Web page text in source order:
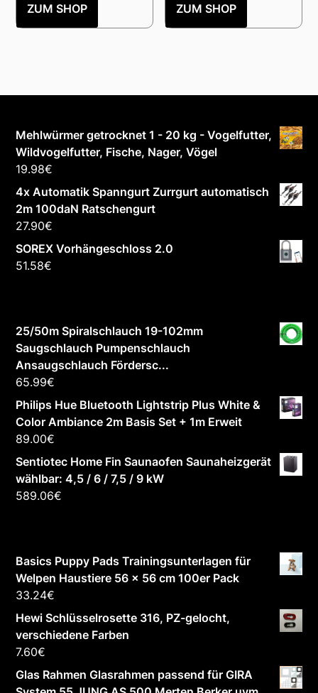
ZUM SHOP ZUM SHOP
Mehlwürmer getrocknet 1 - 20 kg - Vogelfutter,
Wildvogelfutter, Fische, Nager, Vögel
19.98€
4x Automatik Spanngurt Zurrgurt automatisch
2m 100daN Ratschengurt
27.90€
SOREX Vorhängeschloss 2.0
51.58€
25/50m Spiralschlauch 19-102mm
Saugschlauch Pumpenschlauch
Ansaugschlauch Fördersc...
65.99€
Philips Hue Bluetooth Lightstrip Plus White &
Color Ambiance 2m Basis Set + 1m Erweit
89.00€
Sentiotec Home Fin Saunaofen Saunaheizgerät
wählbar: 4,5 / 6 / 7,5 / 9 kW
589.06€
Basics Puppy Pads Trainingsunterlagen für
Welpen Haustiere 56 x 56 cm 100er Pack
33.24€
Hewi Schlüsselrosette 316, PZ-gelocht,
verschiedene Farben
7.60€
Glas Rahmen Glasrahmen passend für GIRA